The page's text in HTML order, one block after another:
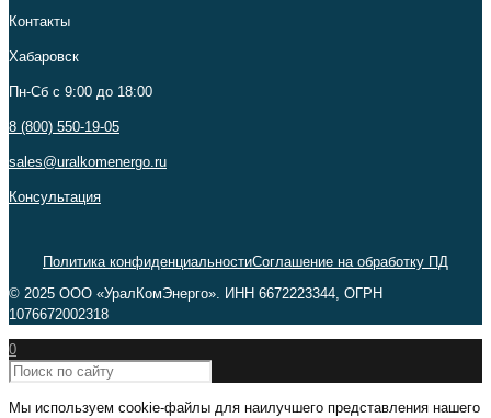
Контакты
Хабаровск
Пн-Сб c 9:00 до 18:00
8 (800) 550-19-05
sales@uralkomenergo.ru
Консультация
Политика конфиденциальностиСоглашение на обработку ПД
© 2025 ООО «УралКомЭнерго». ИНН 6672223344, ОГРН
1076672002318
0
Мы используем cookie-файлы для наилучшего представления нашего